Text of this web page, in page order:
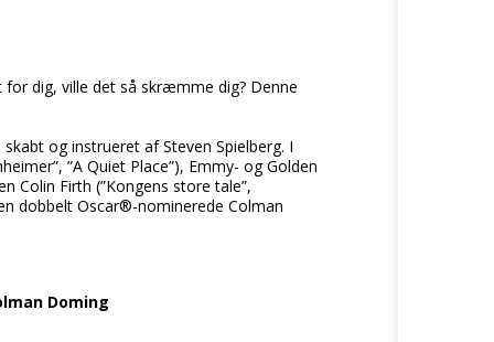
dig, ville det så skræmme dig? Denne
og instrueret af Steven Spielberg. I
”A Quiet Place”), Emmy- og Golden
Colin Firth (”Kongens store tale”,
dobbelt Oscar®-nominerede Colman
Doming